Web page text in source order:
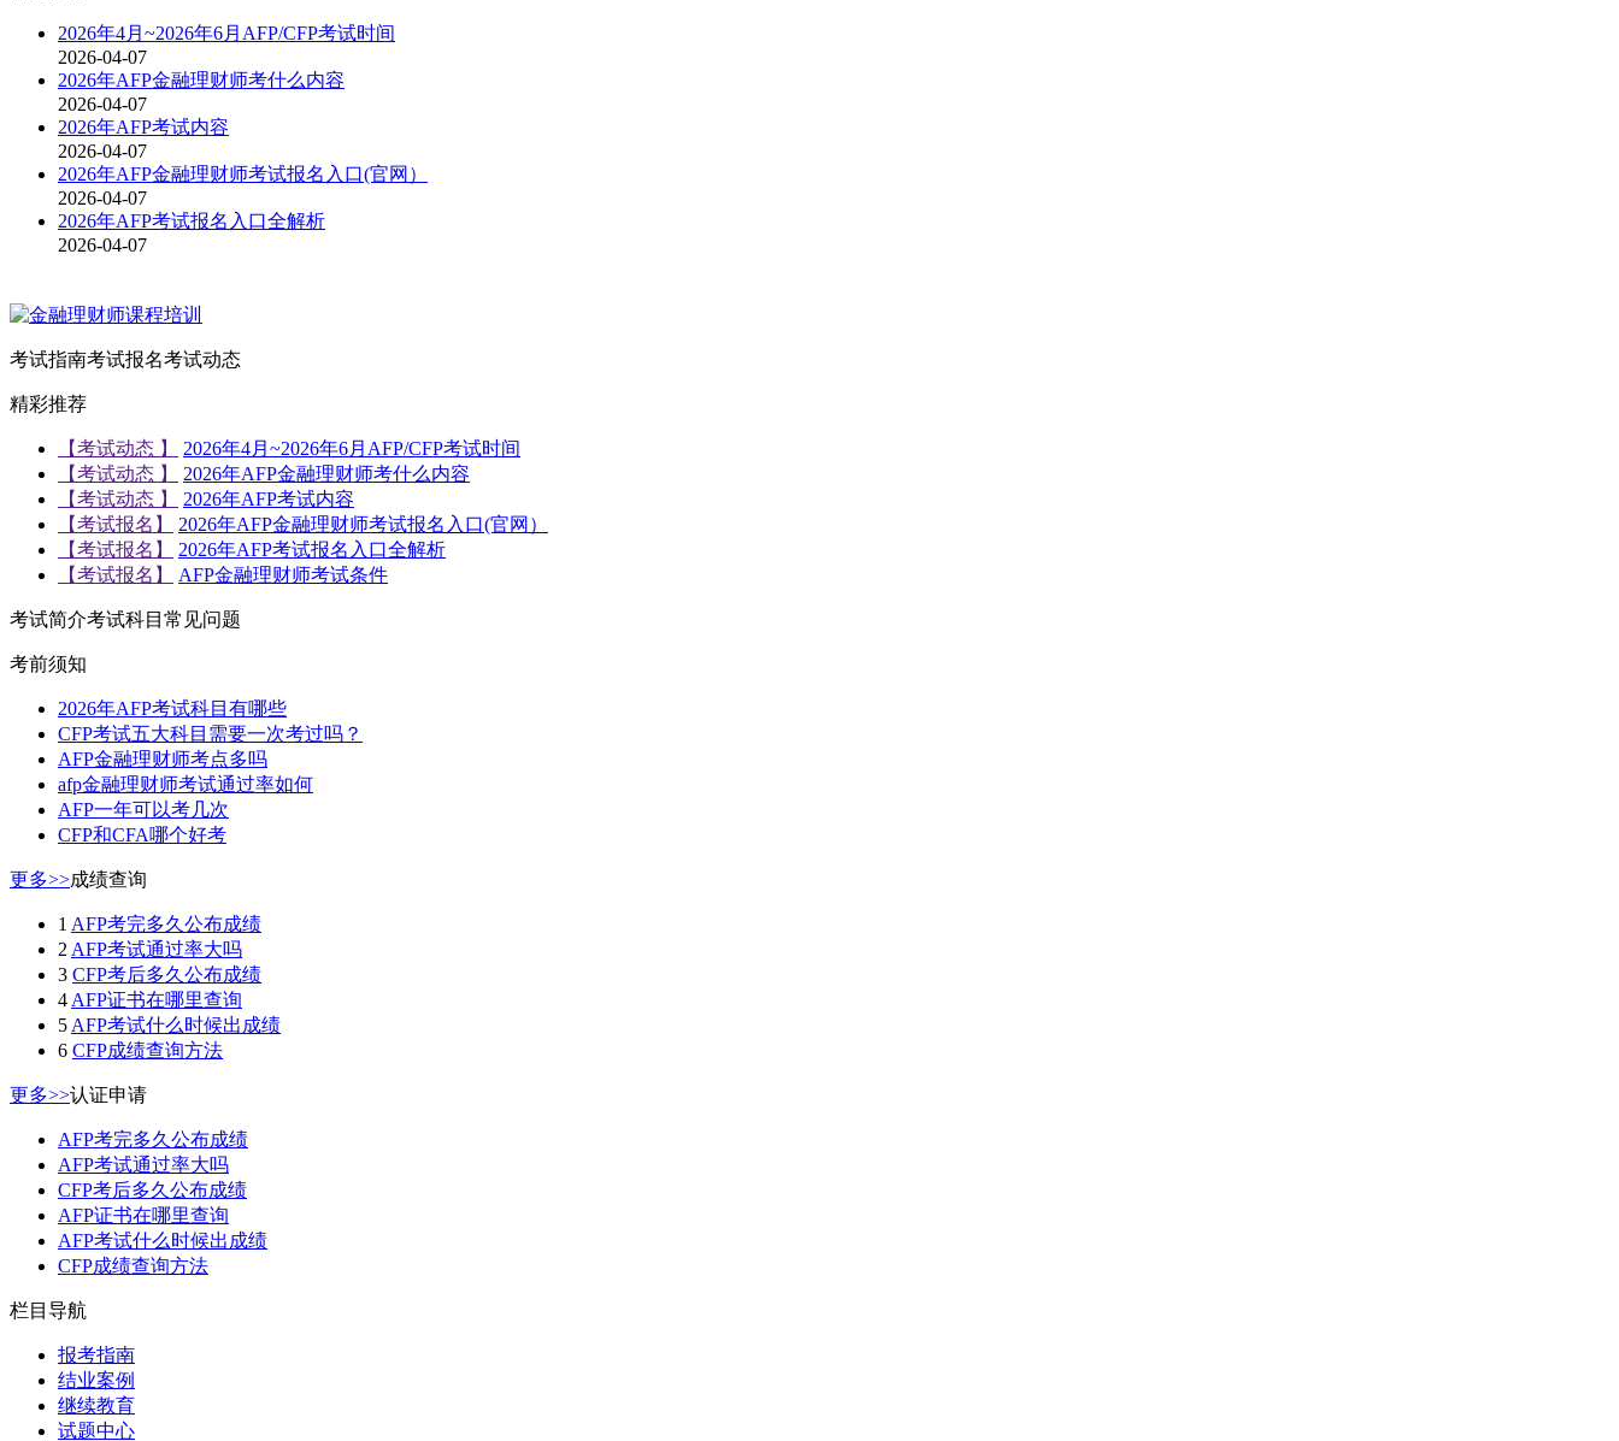
2026年4月~2026年6月AFP/CFP考试时间
2026-04-07
2026年AFP金融理财师考什么内容
2026-04-07
2026年AFP考试内容
2026-04-07
2026年AFP金融理财师考试报名入口(官网）
2026-04-07
2026年AFP考试报名入口全解析
2026-04-07
考试指南考试报名考试动态
精彩推荐
【考试动态 】
2026年4月~2026年6月AFP/CFP考试时间
【考试动态 】
2026年AFP金融理财师考什么内容
【考试动态 】
2026年AFP考试内容
【考试报名】
2026年AFP金融理财师考试报名入口(官网）
【考试报名】
2026年AFP考试报名入口全解析
【考试报名】
AFP金融理财师考试条件
考试简介考试科目 常见问题
考前须知
2026年AFP考试科目有哪些
CFP考试五大科目需要一次考过吗？
AFP金融理财师考点多吗
afp金融理财师考试通过率如何
AFP一年可以考几次
CFP和CFA哪个好考
更多>>成绩查询
1 AFP考完多久公布成绩
2 AFP考试通过率大吗
3 CFP考后多久公布成绩
4 AFP证书在哪里查询
5 AFP考试什么时候出成绩
6 CFP成绩查询方法
更多>>认证申请
AFP考完多久公布成绩
AFP考试通过率大吗
CFP考后多久公布成绩
AFP证书在哪里查询
AFP考试什么时候出成绩
CFP成绩查询方法
栏目导航
报考指南
结业案例
继续教育
试题中心